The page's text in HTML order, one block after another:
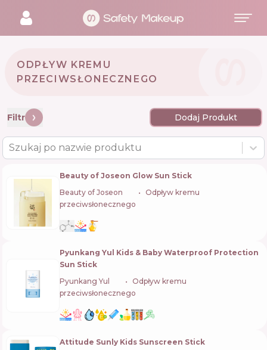
ODPŁYW KREMU
PRZECIWSŁONECZNEGO
Filtr Dodaj Produkt
Szukaj po nazwie produktu
Beauty of Joseon Glow Sun Stick
Beauty of Joseon
Odpływ kremu
przeciwsłonecznego
Pyunkang Yul Kids & Baby Waterproof Protection
Sun Stick
Pyunkang Yul
Odpływ kremu
przeciwsłonecznego
Attitude Sunly Kids Sunscreen Stick